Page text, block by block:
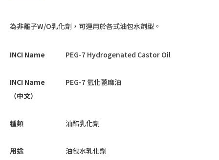
為非離子W/O乳化劑，可運用於各式油包水劑型。
INCI Name PEG-7 Hydrogenated Castor Oil
INCI Name
（中文）
PEG-7 氫化蓖麻油
種類 油酯乳化劑
用途 油包水乳化劑